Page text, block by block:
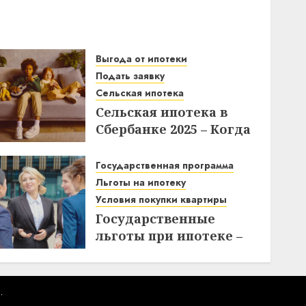
Выгода от ипотеки
Подать заявку
Сельская ипотека
Сельская ипотека в
Сбербанке 2025 – Когда
получить выгоду?
03.12.2025
Государственная программа
Льготы на ипотеку
Условия покупки квартиры
Государственные
льготы при ипотеке –